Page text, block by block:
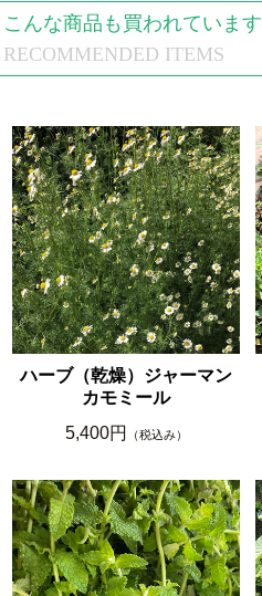
RECOMMENDED ITEMS
こんな商品も買われています
ハーブ（乾燥）ジャーマン
カモミール
5,400円
（税込み）